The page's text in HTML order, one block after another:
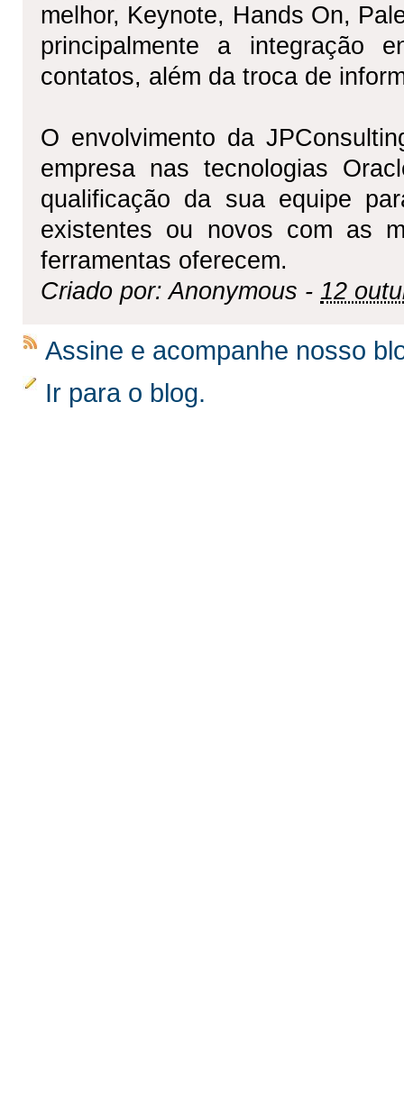
melhor, Keynote, Hands On,
principalmente a integração
contatos, além da troca de
O envolvimento da
empresa nas tecnologias
qualificação da sua equipe
existentes ou novos com as
ferramentas oferecem.
Criado por: Anonymous - 12
Assine e acompanhe nosso
Ir para o blog.